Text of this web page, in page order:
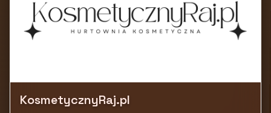
KosmetycznyRaj.pl